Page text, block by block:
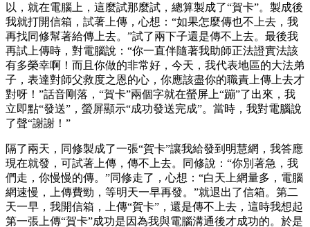
以，就在電腦上，這麼試那麼試，總算製成了“賀卡”。製成後
我就打開信箱，試著上傳，心想：“如果怎麼傳也不上去，我
再找同修幫著給傳上去。”試了兩下子還是傳不上去。最後我
再試上傳時，對電腦說：“你一直伴隨著我助師正法證實法該
有多榮幸啊！而且你做的非常好，今天，我代表地區的大法弟
子，表達對師父救度之恩的心，你應該盡你的職責上傳上去才
對呀！”話音剛落，“賀卡”兩個字就在螢屏上“蹦”了出來，我
立即點“發送”，螢屏顯示“成功發送完成”。當時，我對電腦說
了聲“謝謝！”
隔了兩天，同修製成了一張“賀卡”讓我給發到明慧網，我答應
現在就發，可試著上傳，傳不上去。同修說：“你別著急，我
們走，你慢慢的傳。”同修走了，心想：“白天上網量多，電腦
網速慢，上傳費勁，等明天一早再發。”就退出了信箱。第二
天一早，我開信箱，上傳“賀卡”，還是傳不上去，這時我想起
第一張上傳“賀卡”成功是因為我與電腦溝通後才成功的。於是